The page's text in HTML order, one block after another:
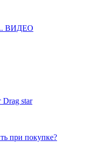
ВИДЕО
star
при покупке?